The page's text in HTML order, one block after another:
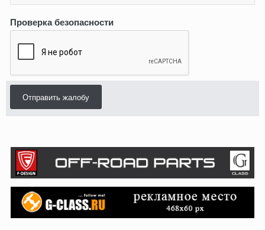
Проверка безопасности
Отправить жалобу